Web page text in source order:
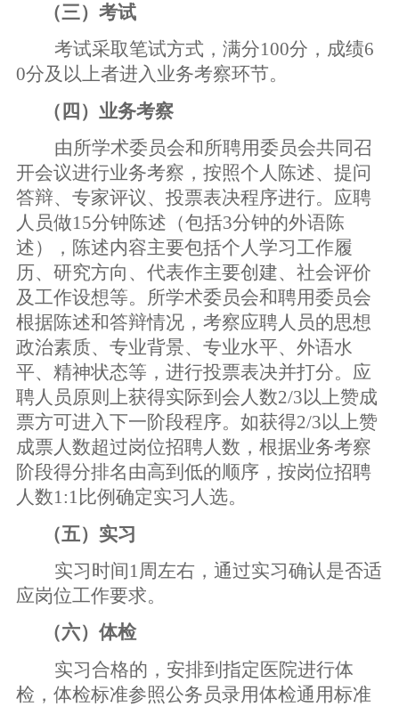
（三）考试
考试采取笔试方式，满分100分，成绩6
0分及以上者进入业务考察环节。
（四）业务考察
由所学术委员会和所聘用委员会共同召
开会议进行业务考察，按照个人陈述、提问
答辩、专家评议、投票表决程序进行。 应聘
人员做15分钟陈述（包括3分钟的外语陈
述），陈述内容主要包括个人学习工作履
历、研究方向、代表作主要创建、社会评价
及工作设想等。所学术委员会和聘用委员会
根据陈述和答辩情况，考察应聘人员的思想
政治素质、专业背景、专业水平、外语水
平、精神状态等，进行投票表决并打分。 应
聘人员原则上获得实际到会人数2/3以上赞成
票方可进入下一阶段程序。如获得2/3以上赞
成票人数超过岗位招聘人数， 根据业务考察
阶段得分排名由高到低的顺序，按岗位招聘
人数1:1 比例确定实习人选。
（五）实习
实习时间1周左右，通过实习确认是否适
应岗位工作要求。
（六）体检
实习合格的，安排到指定医院进行体
检，体检标准参照公务员录用体检通用标准